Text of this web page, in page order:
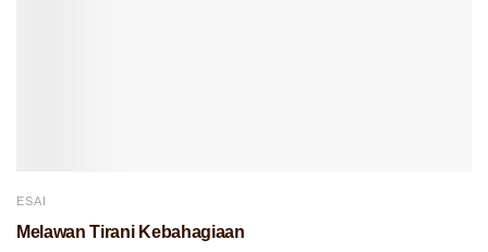
ESAI
Melawan Tirani Kebahagiaan